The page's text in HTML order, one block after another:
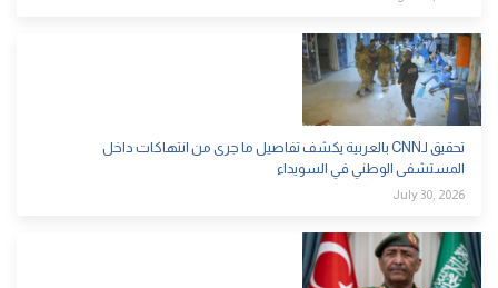
تحقيق لـCNN بالعربية يكشف تفاصيل ما جرى من انتهاكات داخل
المستشفى الوطني في السويداء
July 30, 2026